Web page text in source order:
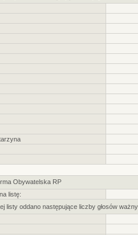
Obywatelska RP
listę:
listy oddano następujące liczby głosów